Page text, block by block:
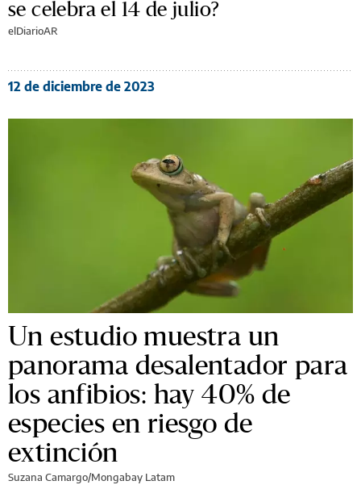
se celebra el 14 de julio?
elDiarioAR
12 de diciembre de 2023
Un estudio muestra un
panorama desalentador para
los anfibios: hay 40% de
especies en riesgo de
extinción
Suzana Camargo/Mongabay Latam